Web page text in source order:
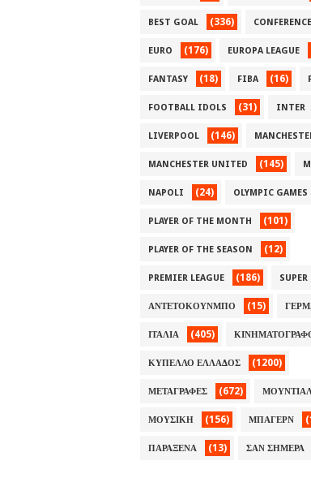
BEST GOAL (336)
EURO (176) EUROPA LEAGUE
FANTASY (18) FIBA (16)
FOOTBALL IDOLS (31) INTER
LIVERPOOL (146)
MANCHESTER UNITED (145)
NAPOLI (24) OLYMPIC GAMES
PLAYER OF THE MONTH (101)
PLAYER OF THE SEASON (12)
PREMIER LEAGUE (186) SUPER
ΑΝΤΕΤΟΚΟΥΝΜΠΟ (15)
ΙΤΑΛΙΑ (405)
ΚΥΠΕΛΛΟ ΕΛΛΑΔΟΣ (1200)
ΜΕΤΑΓΡΑΦΕΣ (672)
ΜΟΥΣΙΚΗ (156) ΜΠΑΓΕΡΝ
ΠΑΡΑΞΕΝΑ (13) ΣΑΝ ΣΗΜΕΡΑ